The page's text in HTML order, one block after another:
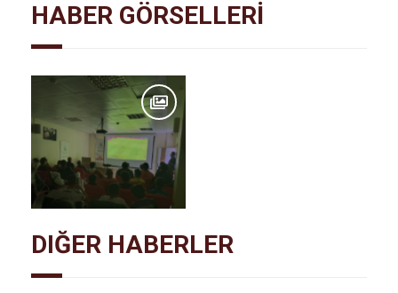
HABER GÖRSELLERİ
DIĞER HABERLER